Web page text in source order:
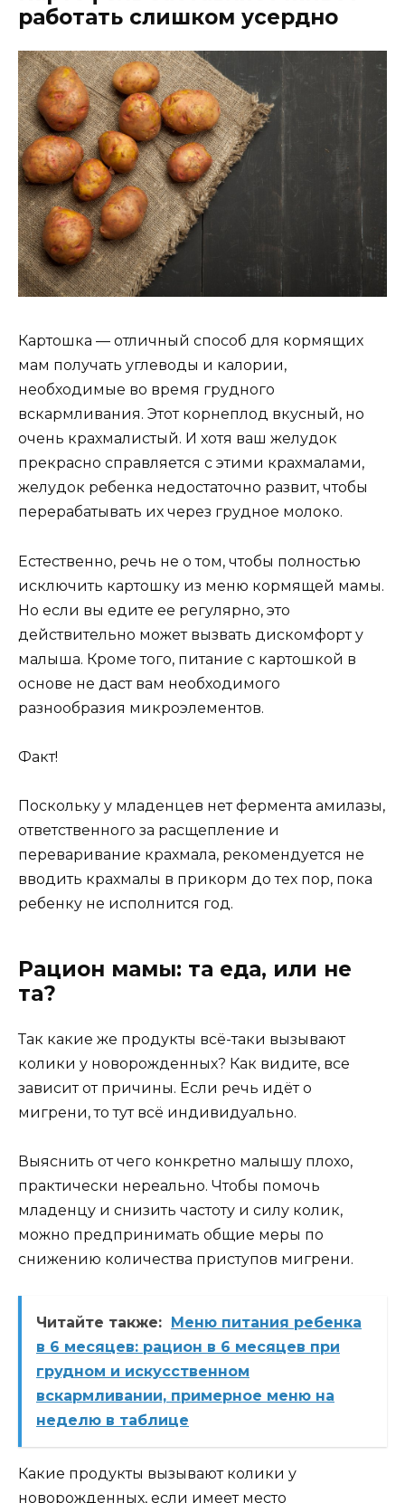
работать слишком усердно
Картошка — отличный способ для кормящих
мам получать углеводы и калории,
необходимые во время грудного
вскармливания. Этот корнеплод вкусный, но
очень крахмалистый. И хотя ваш желудок
прекрасно справляется с этими крахмалами,
желудок ребенка недостаточно развит, чтобы
перерабатывать их через грудное молоко.
Естественно, речь не о том, чтобы полностью
исключить картошку из меню кормящей мамы.
Но если вы едите ее регулярно, это
действительно может вызвать дискомфорт у
малыша. Кроме того, питание с картошкой в
основе не даст вам необходимого
разнообразия микроэлементов.
Факт!
Поскольку у младенцев нет фермента амилазы,
ответственного за расщепление и
переваривание крахмала, рекомендуется не
вводить крахмалы в прикорм до тех пор, пока
ребенку не исполнится год.
Рацион мамы: та еда, или не
та?
Так какие же продукты всё-таки вызывают
колики у новорожденных? Как видите, все
зависит от причины. Если речь идёт о
мигрени, то тут всё индивидуально.
Выяснить от чего конкретно малышу плохо,
практически нереально. Чтобы помочь
младенцу и снизить частоту и силу колик,
можно предпринимать общие меры по
снижению количества приступов мигрени.
Читайте также:
Меню питания ребенка
в 6 месяцев: рацион в 6 месяцев при
грудном и искусственном
вскармливании, примерное меню на
неделю в таблице
Какие продукты вызывают колики у
новорожденных, если имеет место